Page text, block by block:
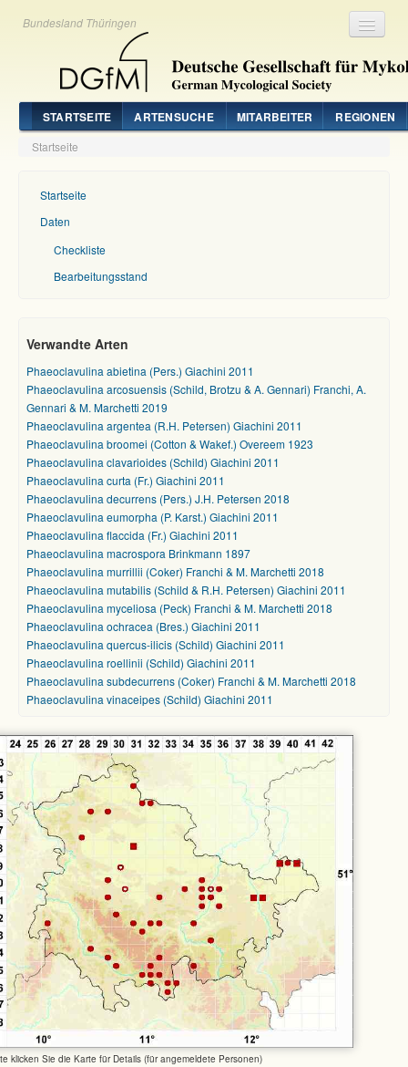
Bundesland Thüringen
STARTSEITE ARTENSUCHE MITARBEITER REGIONEN
Startseite
Startseite
Daten
Checkliste
Bearbeitungsstand
Verwandte Arten
Phaeoclavulina abietina (Pers.) Giachini 2011
Phaeoclavulina arcosuensis (Schild, Brotzu & A. Gennari) Franchi, A.
Gennari & M. Marchetti 2019
Phaeoclavulina argentea (R.H. Petersen) Giachini 2011
Phaeoclavulina broomei (Cotton & Wakef.) Overeem 1923
Phaeoclavulina clavarioides (Schild) Giachini 2011
Phaeoclavulina curta (Fr.) Giachini 2011
Phaeoclavulina decurrens (Pers.) J.H. Petersen 2018
Phaeoclavulina eumorpha (P. Karst.) Giachini 2011
Phaeoclavulina flaccida (Fr.) Giachini 2011
Phaeoclavulina macrospora Brinkmann 1897
Phaeoclavulina murrillii (Coker) Franchi & M. Marchetti 2018
Phaeoclavulina mutabilis (Schild & R.H. Petersen) Giachini 2011
Phaeoclavulina myceliosa (Peck) Franchi & M. Marchetti 2018
Phaeoclavulina ochracea (Bres.) Giachini 2011
Phaeoclavulina quercus-ilicis (Schild) Giachini 2011
Phaeoclavulina roellinii (Schild) Giachini 2011
Phaeoclavulina subdecurrens (Coker) Franchi & M. Marchetti 2018
Phaeoclavulina vinaceipes (Schild) Giachini 2011
klicken Sie die Karte für Details (für angemeldete Personen)